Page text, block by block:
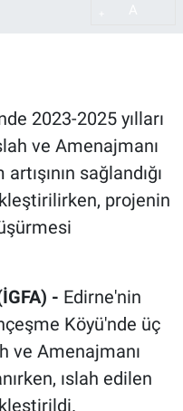
2023-2025 yılları
ve Amenajmanı
sağlandığı
projenin
- Edirne'nin
Köyü'nde üç
ve Amenajmanı
ıslah edilen